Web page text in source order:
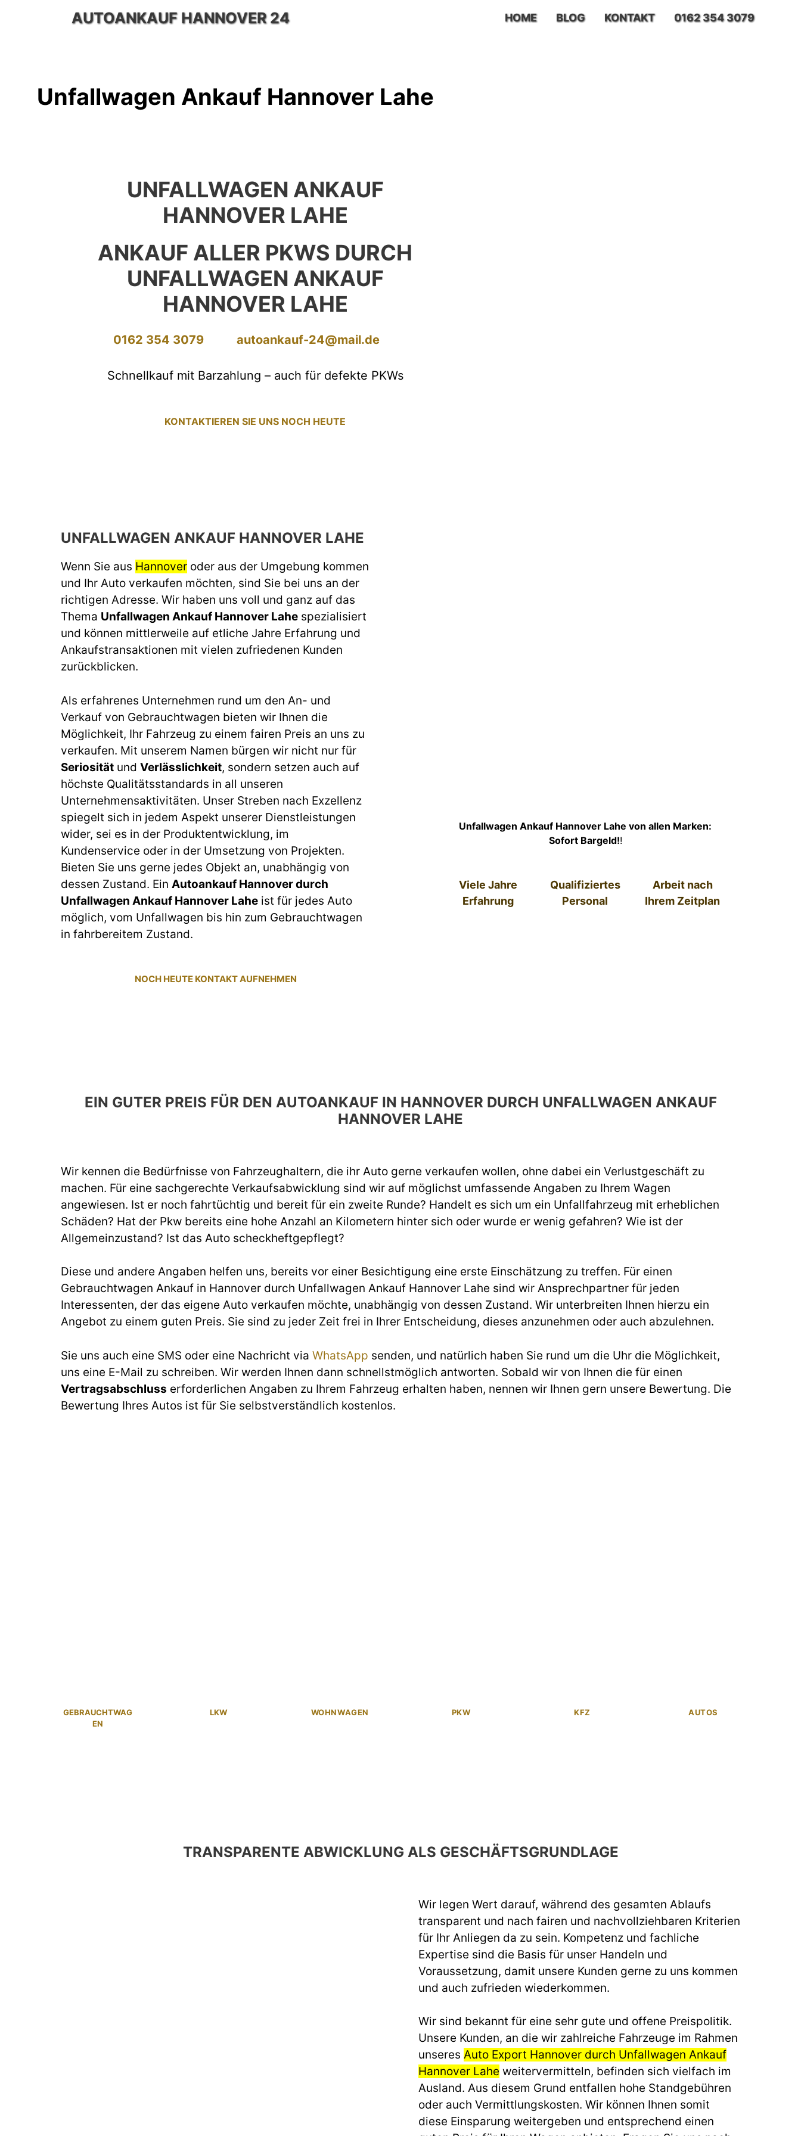
AUTOANKAUF HANNOVER 24 HOME BLOG KONTAKT 0162 354 3079
Unfallwagen Ankauf Hannover Lahe
UNFALLWAGEN ANKAUF
HANNOVER LAHE
ANKAUF ALLER PKWS DURCH
UNFALLWAGEN ANKAUF
HANNOVER LAHE
0162 354 3079 autoankauf-24@mail.de
Schnellkauf mit Barzahlung – auch für defekte PKWs
KONTAKTIEREN SIE UNS NOCH HEUTE
UNFALLWAGEN ANKAUF HANNOVER LAHE
Wenn Sie aus Hannover oder aus der Umgebung kommen
und Ihr Auto verkaufen möchten, sind Sie bei uns an der
richtigen Adresse. Wir haben uns voll und ganz auf das
Thema Unfallwagen Ankauf Hannover Lahe spezialisiert
und können mittlerweile auf etliche Jahre Erfahrung und
Ankaufstransaktionen mit vielen zufriedenen Kunden
zurückblicken.
Als erfahrenes Unternehmen rund um den An- und
Verkauf von Gebrauchtwagen bieten wir Ihnen die
Möglichkeit, Ihr Fahrzeug zu einem fairen Preis an uns zu
verkaufen. Mit unserem Namen bürgen wir nicht nur für
Seriosität und Verlässlichkeit, sondern setzen auch auf
höchste Qualitätsstandards in all unseren
Unternehmensaktivitäten. Unser Streben nach Exzellenz
spiegelt sich in jedem Aspekt unserer Dienstleistungen
wider, sei es in der Produktentwicklung, im
Kundenservice oder in der Umsetzung von Projekten.
Bieten Sie uns gerne jedes Objekt an, unabhängig von
dessen Zustand. Ein Autoankauf Hannover durch
Unfallwagen Ankauf Hannover Lahe ist für jedes Auto
möglich, vom Unfallwagen bis hin zum Gebrauchtwagen
in fahrbereitem Zustand.
NOCH HEUTE KONTAKT AUFNEHMEN
Unfallwagen Ankauf Hannover Lahe von allen Marken:
Sofort Bargeld!!
Viele Jahre
Erfahrung
Qualifiziertes
Personal
Arbeit nach
Ihrem Zeitplan
EIN GUTER PREIS FÜR DEN AUTOANKAUF IN HANNOVER DURCH UNFALLWAGEN ANKAUF
HANNOVER LAHE
Wir kennen die Bedürfnisse von Fahrzeughaltern, die ihr Auto gerne verkaufen wollen, ohne dabei ein Verlustgeschäft zu
machen. Für eine sachgerechte Verkaufsabwicklung sind wir auf möglichst umfassende Angaben zu Ihrem Wagen
angewiesen. Ist er noch fahrtüchtig und bereit für ein zweite Runde? Handelt es sich um ein Unfallfahrzeug mit erheblichen
Schäden? Hat der Pkw bereits eine hohe Anzahl an Kilometern hinter sich oder wurde er wenig gefahren? Wie ist der
Allgemeinzustand? Ist das Auto scheckheftgepflegt?
Diese und andere Angaben helfen uns, bereits vor einer Besichtigung eine erste Einschätzung zu treffen. Für einen
Gebrauchtwagen Ankauf in Hannover durch Unfallwagen Ankauf Hannover Lahe sind wir Ansprechpartner für jeden
Interessenten, der das eigene Auto verkaufen möchte, unabhängig von dessen Zustand. Wir unterbreiten Ihnen hierzu ein
Angebot zu einem guten Preis. Sie sind zu jeder Zeit frei in Ihrer Entscheidung, dieses anzunehmen oder auch abzulehnen.
Sie uns auch eine SMS oder eine Nachricht via WhatsApp senden, und natürlich haben Sie rund um die Uhr die Möglichkeit,
uns eine E-Mail zu schreiben. Wir werden Ihnen dann schnellstmöglich antworten. Sobald wir von Ihnen die für einen
Vertragsabschluss erforderlichen Angaben zu Ihrem Fahrzeug erhalten haben, nennen wir Ihnen gern unsere Bewertung. Die
Bewertung Ihres Autos ist für Sie selbstverständlich kostenlos.
GEBRAUCHTWAG
EN
LKW WOHNWAGEN PKW KFZ AUTOS
TRANSPARENTE ABWICKLUNG ALS GESCHÄFTSGRUNDLAGE
Wir legen Wert darauf, während des gesamten Ablaufs
transparent und nach fairen und nachvollziehbaren Kriterien
für Ihr Anliegen da zu sein. Kompetenz und fachliche
Expertise sind die Basis für unser Handeln und
Voraussetzung, damit unsere Kunden gerne zu uns kommen
und auch zufrieden wiederkommen.
Wir sind bekannt für eine sehr gute und offene Preispolitik.
Unsere Kunden, an die wir zahlreiche Fahrzeuge im Rahmen
unseres Auto Export Hannover durch Unfallwagen Ankauf
Hannover Lahe weitervermitteln, befinden sich vielfach im
Ausland. Aus diesem Grund entfallen hohe Standgebühren
oder auch Vermittlungskosten. Wir können Ihnen somit
diese Einsparung weitergeben und entsprechend einen